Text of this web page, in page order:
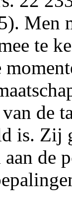
Men
te
de
is. Zij
aan de